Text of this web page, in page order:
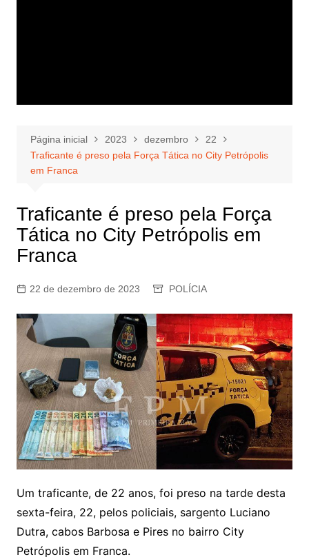
Página inicial 2023 dezembro
22
Traficante é preso pela Força Tática no City Petrópolis
em Franca
Traficante é preso pela Força
Tática no City Petrópolis em
Franca
22 de dezembro de 2023 POLÍCIA
Um traficante, de 22 anos, foi preso na tarde desta
sexta-feira, 22, pelos policiais, sargento Luciano
Dutra, cabos Barbosa e Pires no bairro City
Petrópolis em Franca.